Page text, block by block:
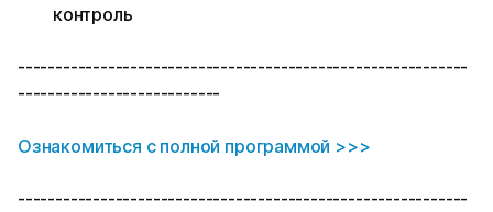
контроль
------------------------------------------------------------
---------------------------
Ознакомиться с полной программой >>>
------------------------------------------------------------